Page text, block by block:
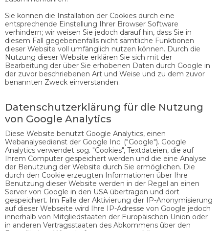
Sie können die Installation der Cookies durch eine
entsprechende Einstellung Ihrer Browser Software
verhindern; wir weisen Sie jedoch darauf hin, dass Sie in
diesem Fall gegebenenfalls nicht sämtliche Funktionen
dieser Website voll umfänglich nutzen können. Durch die
Nutzung dieser Website erklären Sie sich mit der
Bearbeitung der über Sie erhobenen Daten durch Google in
der zuvor beschriebenen Art und Weise und zu dem zuvor
benannten Zweck einverstanden.
Datenschutzerklärung für die Nutzung
von Google Analytics
Diese Website benutzt Google Analytics, einen
Webanalysedienst der Google Inc. ("Google"). Google
Analytics verwendet sog. "Cookies", Textdateien, die auf
Ihrem Computer gespeichert werden und die eine Analyse
der Benutzung der Website durch Sie ermöglichen. Die
durch den Cookie erzeugten Informationen über Ihre
Benutzung dieser Website werden in der Regel an einen
Server von Google in den USA übertragen und dort
gespeichert. Im Falle der Aktivierung der IP-Anonymisierung
auf dieser Webseite wird Ihre IP-Adresse von Google jedoch
innerhalb von Mitgliedstaaten der Europäischen Union oder
in anderen Vertragsstaaten des Abkommens über den